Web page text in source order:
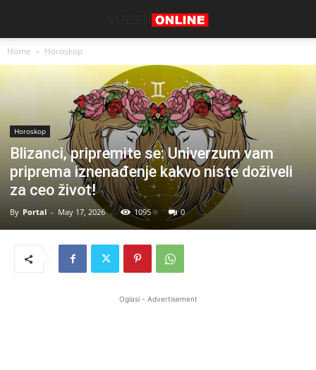
Home Horoskop
Horoskop
Blizanci, pripremite se: Univerzum vam
priprema iznenađenje kakvo niste doživeli
za ceo život!
By Portal - May 17, 2026 1095 0
Oglasi - Advertisement